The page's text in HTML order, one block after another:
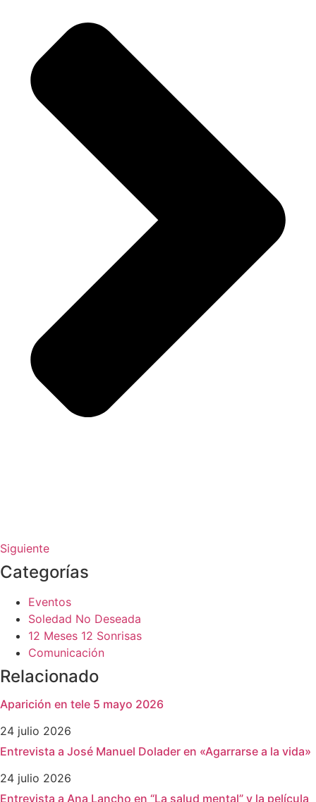
Siguiente
Categorías
Eventos
Soledad No Deseada
12 Meses 12 Sonrisas
Comunicación
Relacionado
Aparición en tele 5 mayo 2026
24 julio 2026
Entrevista a José Manuel Dolader en «Agarrarse a la vida»
24 julio 2026
Entrevista a Ana Lancho en “La salud mental” y la película